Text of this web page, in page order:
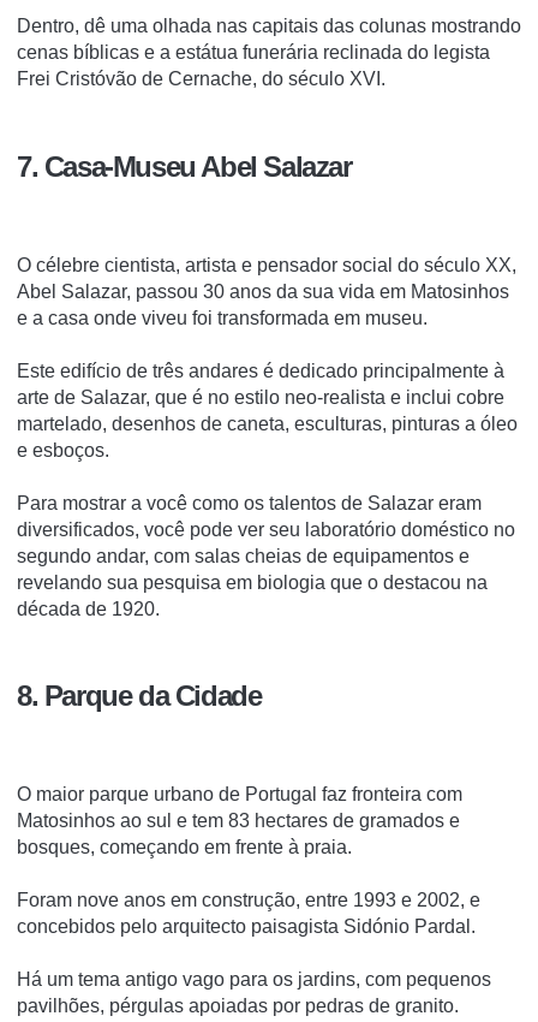
Dentro, dê uma olhada nas capitais das colunas mostrando
cenas bíblicas e a estátua funerária reclinada do legista
Frei Cristóvão de Cernache, do século XVI.
7. Casa-Museu Abel Salazar
O célebre cientista, artista e pensador social do século XX,
Abel Salazar, passou 30 anos da sua vida em Matosinhos
e a casa onde viveu foi transformada em museu.
Este edifício de três andares é dedicado principalmente à
arte de Salazar, que é no estilo neo-realista e inclui cobre
martelado, desenhos de caneta, esculturas, pinturas a óleo
e esboços.
Para mostrar a você como os talentos de Salazar eram
diversificados, você pode ver seu laboratório doméstico no
segundo andar, com salas cheias de equipamentos e
revelando sua pesquisa em biologia que o destacou na
década de 1920.
8. Parque da Cidade
O maior parque urbano de Portugal faz fronteira com
Matosinhos ao sul e tem 83 hectares de gramados e
bosques, começando em frente à praia.
Foram nove anos em construção, entre 1993 e 2002, e
concebidos pelo arquitecto paisagista Sidónio Pardal.
Há um tema antigo vago para os jardins, com pequenos
pavilhões, pérgulas apoiadas por pedras de granito.